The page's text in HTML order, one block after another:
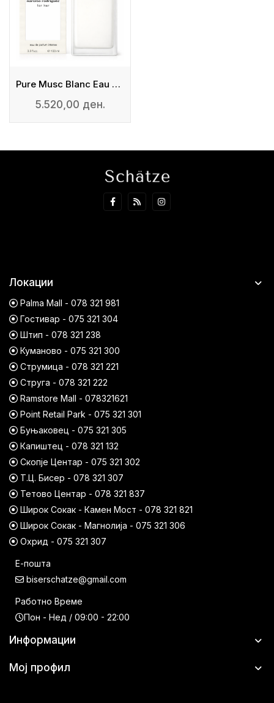
Pure Musc Blanc Eau De Parfum Intense
5.520,00 ден.
Локации
Palma Mall - 078 321 981
Гостивар - 075 321 304
Штип - 078 321 238
Куманово - 075 321 300
Струмица - 078 321 221
Струга - 078 321 222
Ramstore Mall - 078321621
Point Retail Park - 075 321 301
Буњаковец - 075 321 305
Капиштец - 078 321 132
Скопје Центар - 075 321 302
Т.Ц. Бисер - 078 321 307
Тетово Центар - 078 321 837
Широк Сокак - Камен Мост - 078 321 821
Широк Сокак - Магнолија - 075 321 306
Охрид - 075 321 307
Е-пошта
biserschatze@gmail.com
Работно Време
Пон - Нед / 09:00 - 22:00
Информации
Мој профил